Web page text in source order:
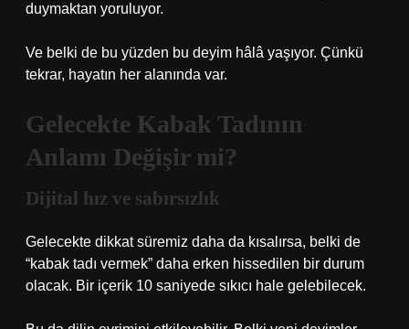
duymaktan yoruluyor.
Ve belki de bu yüzden bu deyim hâlâ yaşıyor. Çünkü
tekrar, hayatın her alanında var.
Gelecekte Kabak Tadının
Anlamı Değişir mi?
Dijital hız ve sabırsızlık
Gelecekte dikkat süremiz daha da kısalırsa, belki de
“kabak tadı vermek” daha erken hissedilen bir durum
olacak. Bir içerik 10 saniyede sıkıcı hale gelebilecek.